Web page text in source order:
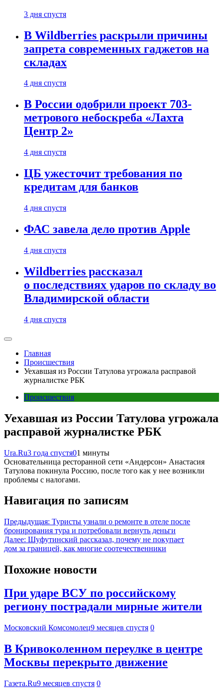
3 дня спустя
В Wildberries раскрыли причины
запрета современных гаджетов на
складах
4 дня спустя
В России одобрили проект 703-
метрового небоскреба «Лахта
Центр 2»
4 дня спустя
ЦБ ужесточит требования по
кредитам для банков
4 дня спустя
ФАС завела дело против Apple
4 дня спустя
Wildberries рассказал
о последствиях ударов по складу во
Владимирской области
4 дня спустя
Главная
Происшествия
Уехавшая из России Татулова угрожала расправой
журналистке РБК
Происшествия
Уехавшая из России Татулова угрожала
расправой журналистке РБК
Ura.Ru3 года спустя01 минуты
Основательница ресторанной сети «Андерсон» Анастасия
Татулова покинула Россию, после того как у нее возникли
проблемы с налогами.
Навигация по записям
Предыдущая: Туристы узнали о ремонте в отеле после
бронирования тура и потребовали вернуть деньги
Далее: Шуфутинский рассказал, почему не покупает
дом за границей, как многие соотечественники
Похожие новости
При ударе ВСУ по российскому
региону пострадали мирные жители
Московский Комсомолец9 месяцев спустя 0
В Кривоколенном переулке в центре
Москвы перекрыто движение
Газета.Ru9 месяцев спустя 0